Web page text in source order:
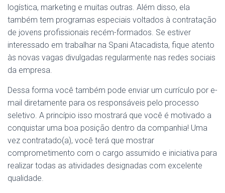
logística, marketing e muitas outras. Além disso, ela
também tem programas especiais voltados à contratação
de jovens profissionais recém-formados. Se estiver
interessado em trabalhar na Spani Atacadista, fique atento
às novas vagas divulgadas regularmente nas redes sociais
da empresa.
Dessa forma você também pode enviar um currículo por e-
mail diretamente para os responsáveis pelo processo
seletivo. A princípio isso mostrará que você é motivado a
conquistar uma boa posição dentro da companhia! Uma
vez contratado(a), você terá que mostrar
comprometimento com o cargo assumido e iniciativa para
realizar todas as atividades designadas com excelente
qualidade.